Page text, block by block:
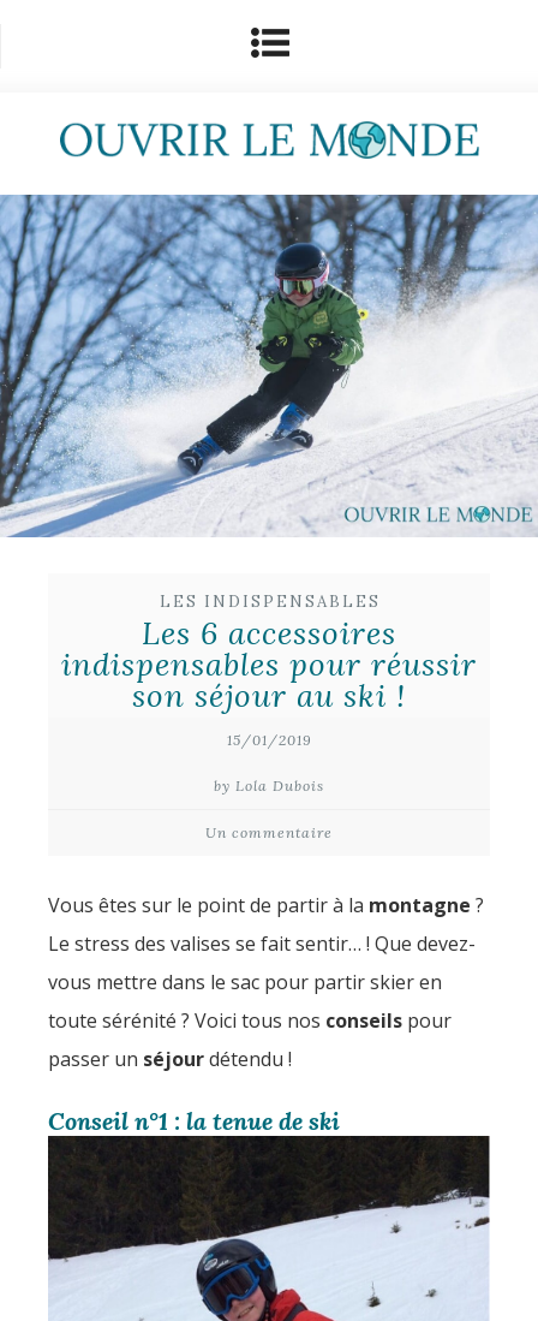
LES INDISPENSABLES
Les 6 accessoires
indispensables pour réussir
son séjour au ski !
15/01/2019
by Lola Dubois
Un commentaire
Vous êtes sur le point de partir à la montagne ?
Le stress des valises se fait sentir… ! Que devez-
vous mettre dans le sac pour partir skier en
toute sérénité ? Voici tous nos conseils pour
passer un séjourdétendu !
Conseil n°1 : la tenue de ski